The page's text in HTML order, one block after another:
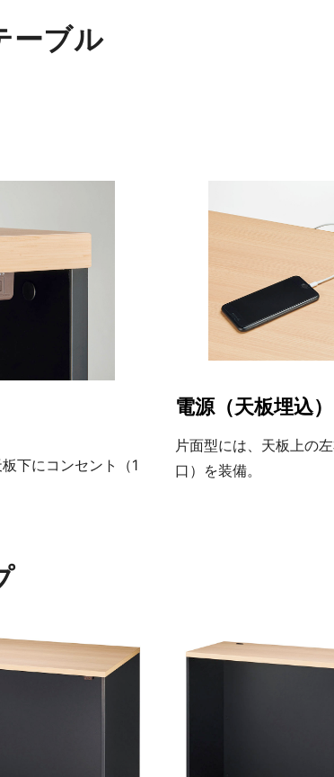
ーブル
下にコンセント（1
電源（天板埋込）
片面型には、天板上の
口）を装備。